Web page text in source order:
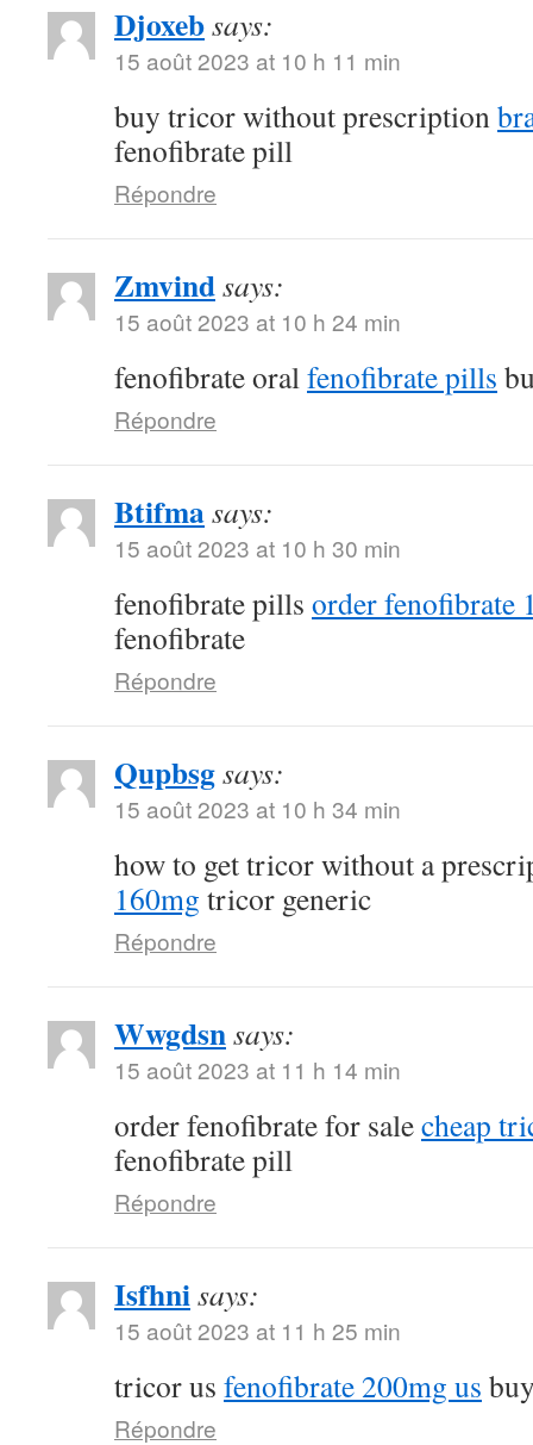
Djoxebsays:
15 août 2023 at 10 h 11 min
buy tricor without prescription
fenofibrate pill
Répondre
Zmvindsays:
15 août 2023 at 10 h 24 min
fenofibrate oralfenofibrate pills
Répondre
Btifmasays:
15 août 2023 at 10 h 30 min
fenofibrate pills order fenofibrate
fenofibrate
Répondre
Qupbsgsays:
15 août 2023 at 10 h 34 min
how to get tricor without a
160mg tricor generic
Répondre
Wwgdsnsays:
15 août 2023 at 11 h 14 min
order fenofibrate for salecheap
fenofibrate pill
Répondre
Isfhnisays:
15 août 2023 at 11 h 25 min
tricor us fenofibrate 200mg us
Répondre